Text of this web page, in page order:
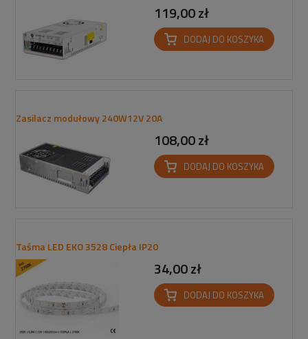
119,00 zł
DODAJ DO KOSZYKA
Zasilacz modułowy 240W12V 20A
108,00 zł
DODAJ DO KOSZYKA
Taśma LED EKO 3528 Ciepła IP20
34,00 zł
DODAJ DO KOSZYKA